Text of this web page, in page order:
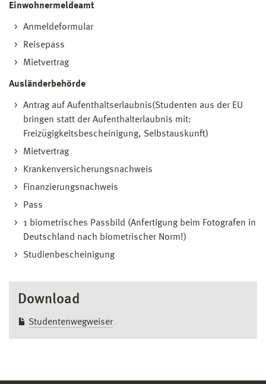
Einwohnermeldeamt
Anmeldeformular
Reisepass
Mietvertrag
Ausländerbehörde
Antrag auf Aufenthaltserlaubnis(Studenten aus der EU
bringen statt der Aufenthalterlaubnis mit:
Freizügigkeitsbescheinigung, Selbstauskunft)
Mietvertrag
Krankenversicherungsnachweis
Finanzierungsnachweis
Pass
1 biometrisches Passbild (Anfertigung beim Fotografen in
Deutschland nach biometrischer Norm!)
Studienbescheinigung
Download
Studentenwegweiser